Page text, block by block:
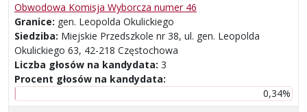
Obwodowa Komisja Wyborcza numer 46
Granice: gen. Leopolda Okulickiego
Siedziba: Miejskie Przedszkole nr 38, ul. gen. Leopolda
Okulickiego 63, 42-218 Częstochowa
Liczba głosów na kandydata: 3
Procent głosów na kandydata:
0,34%